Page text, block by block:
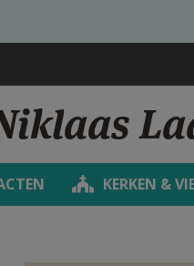
KERKEN &